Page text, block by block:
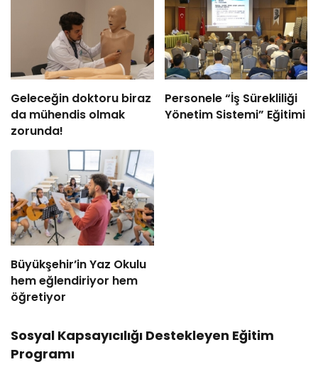
Geleceğin doktoru biraz
da mühendis olmak
zorunda!
Personele “İş Sürekliliği
Yönetim Sistemi” Eğitimi
Büyükşehir’in Yaz Okulu
hem eğlendiriyor hem
öğretiyor
Sosyal Kapsayıcılığı Destekleyen Eğitim
Programı